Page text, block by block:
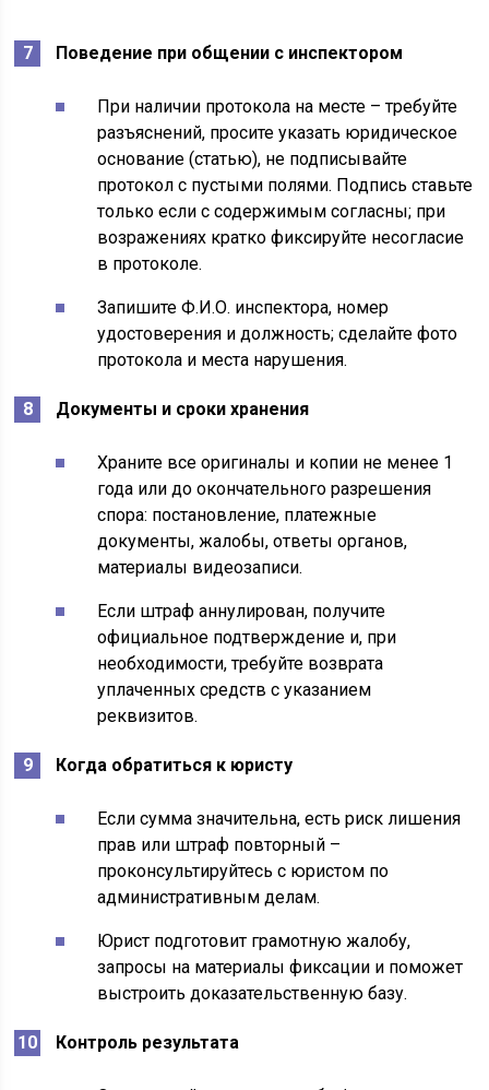
Поведение при общении с инспектором
При наличии протокола на месте – требуйте
разъяснений, просите указать юридическое
основание (статью), не подписывайте
протокол с пустыми полями. Подпись ставьте
только если с содержимым согласны; при
возражениях кратко фиксируйте несогласие
в протоколе.
Запишите Ф.И.О. инспектора, номер
удостоверения и должность; сделайте фото
протокола и места нарушения.
Документы и сроки хранения
Храните все оригиналы и копии не менее 1
года или до окончательного разрешения
спора: постановление, платежные
документы, жалобы, ответы органов,
материалы видеозаписи.
Если штраф аннулирован, получите
официальное подтверждение и, при
необходимости, требуйте возврата
уплаченных средств с указанием
реквизитов.
Когда обратиться к юристу
Если сумма значительна, есть риск лишения
прав или штраф повторный –
проконсультируйтесь с юристом по
административным делам.
Юрист подготовит грамотную жалобу,
запросы на материалы фиксации и поможет
выстроить доказательственную базу.
Контроль результата